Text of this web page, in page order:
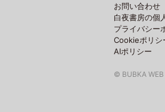
お問い合わせ
白夜書房の個
プライバシー
Cookieポリシ
AIポリシー
© BUBKA